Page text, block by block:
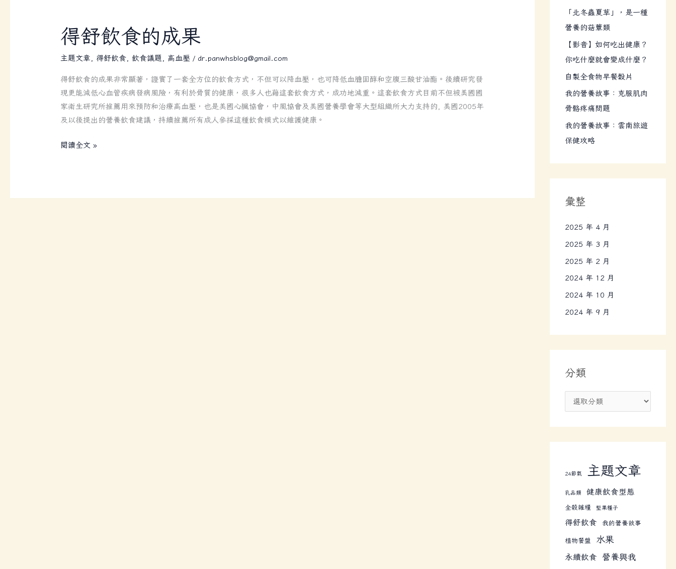
得舒飲食的成果
主題文章 ,得舒飲食 ,飲食議題 高血壓 / dr.panwhsblog@gmail.com
得舒飲食的成果非常顯著，證實了一套全方位的飲食方式，不但可以降血壓，也可降低血膽固醇和空腹三酸甘油酯。後續研究發
現更能減低心血管疾病發病風險，有利於骨質的健康，很多人也藉這套飲食方式，成功地減重。這套飲食方式目前不但被美國國
家衛生研究所推薦用來預防和治療高血壓，也是美國心臟協會，中風協會及美國營養學會等大型組織所大力支持的, 美國2005年
及以後提出的營養飲食建議，持續推薦所有成人參採這種飲食模式以維護健康。
得
舒
飲
的
成
果
閱讀全文 »
「北冬蟲夏草」，是一種
營養的菇蕈類
【影音】如何吃出健康？
你吃什麼就會變成什麼？
自製全食物早餐穀片
我的營養故事：克服肌肉
骨骼疼痛問題
我的營養故事：雲南旅遊
保健攻略
彙整
2025 年 4 月
2025 年 3 月
2025 年 2 月
2024 年 12 月
2024 年 10 月
2024 年 9 月
分類
24節氣 主題文章
乳品類 健康飲食型態
全榖雜糧 堅果種子
得舒飲食 我的營養故事
植物餐盤 水果
永續飲食 營養與我